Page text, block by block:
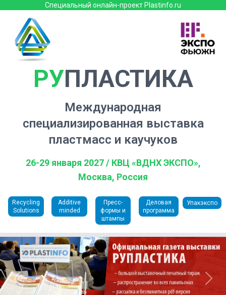
Специальный онлайн-проект Plastinfo.ru
РУПЛАСТИКА
Международная
специализированная выставка
пластмасс и каучуков
26-29 января 2027 / КВЦ «ВДНХ ЭКСПО»,
Москва, Россия
Recycling
Solutions
Additive
minded
Пресс-
формы и
штампы
Деловая
программа
Упакэкспо
Previous Next